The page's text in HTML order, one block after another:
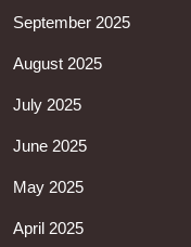
September 2025
August 2025
July 2025
June 2025
May 2025
April 2025